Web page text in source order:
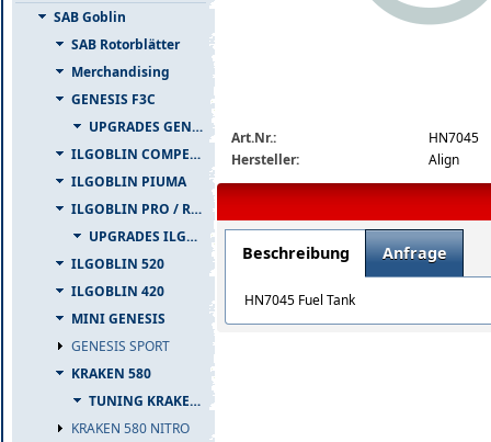
SAB Goblin
SAB Rotorblätter
Merchandising
GENESIS F3C
UPGRADES GENESIS F3C
ILGOBLIN COMPETIZIONE
ILGOBLIN PIUMA
ILGOBLIN PRO / RAW 700
UPGRADES ILGOBLIN PRO / RAW 700
ILGOBLIN 520
ILGOBLIN 420
MINI GENESIS
GENESIS SPORT
KRAKEN 580
TUNING KRAKEN 580
KRAKEN 580 NITRO
Art.Nr.:
HN7045
Hersteller:
Align
Beschreibung Anfrage
HN7045 Fuel Tank